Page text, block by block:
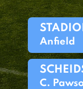
Anfield
C.